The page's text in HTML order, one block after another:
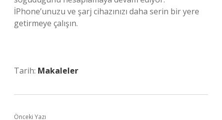
İPhone’unuzu ve şarj cihazınızı daha serin bir yere
getirmeye çalışın.
Tarih: Makaleler
Önceki Yazı